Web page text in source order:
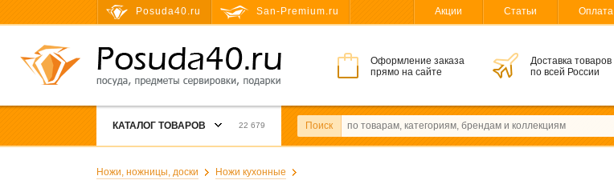
Posuda40.ru San-Premium.ru Акции Статьи Оплата
Оформление заказа
прямо на сайте
Доставка товаров
по всей России
КАТАЛОГ ТОВАРОВ 22 679 Поиск
Ножи, ножницы, доски Ножи кухонные